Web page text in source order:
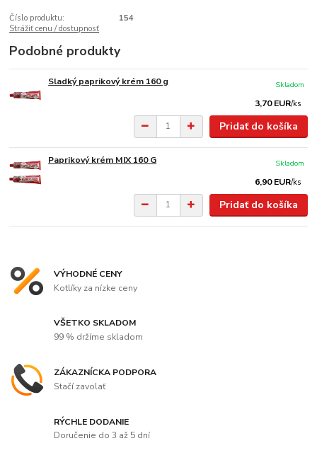
Číslo produktu:
154
Strážiť cenu / dostupnosť
Podobné produkty
Sladký paprikový krém 160 g
3,70 EUR/ks
Skladom
Pridať do košíka
Paprikový krém MIX 160 G
6,90 EUR/ks
Skladom
Pridať do košíka
VÝHODNÉ CENY
Kotlíky za nízke ceny
VŠETKO SKLADOM
99 % držíme skladom
ZÁKAZNÍCKA PODPORA
Stačí zavolať
RÝCHLE DODANIE
Doručenie do 3 až 5 dní